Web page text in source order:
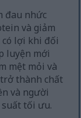
đau nhức
và giảm
lợi khi đối
luyện mới
mệt mỏi và
trở thành chất
và người
suất tối ưu.